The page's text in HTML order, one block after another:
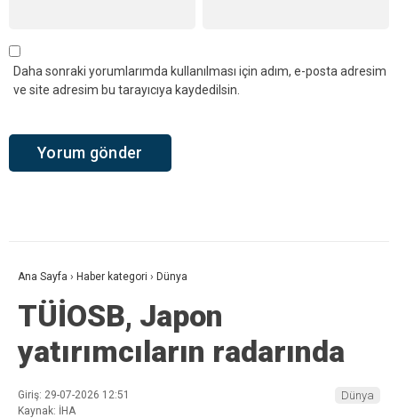
Daha sonraki yorumlarımda kullanılması için adım, e-posta adresim
ve site adresim bu tarayıcıya kaydedilsin.
Ana Sayfa › Haber kategori › Dünya
TÜİOSB, Japon
yatırımcıların radarında
Giriş: 29-07-2026 12:51
Kaynak: İHA
Dünya